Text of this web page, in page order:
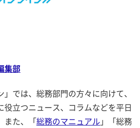
集部
」では、総務部門の方々に向けて、
役立つニュース、コラムなどを平日
また、「総務のマニュアル 」「総務